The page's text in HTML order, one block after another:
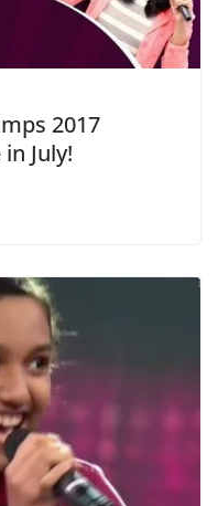
2017
July!